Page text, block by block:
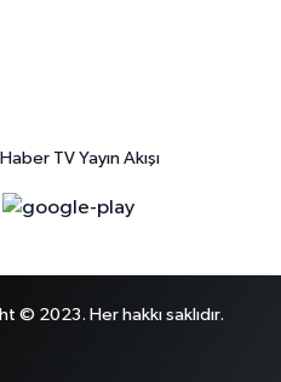
TV Yayın Akışı
© 2023. Her hakkı saklıdır.